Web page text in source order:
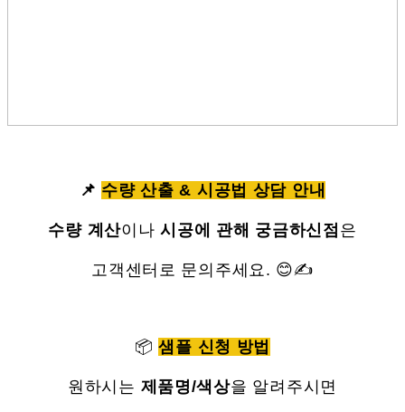
📌 수량 산출 & 시공법 상담 안내
수량 계산이나시공에 관해 궁금하신점 은
고객센터로 문의주세요. 😊✍
📦샘플 신청 방법
원하시는 제품명/색상을 알려주시면